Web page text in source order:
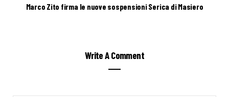
Marco Zito firma le nuove sospensioni Serica di Masiero
Write A Comment